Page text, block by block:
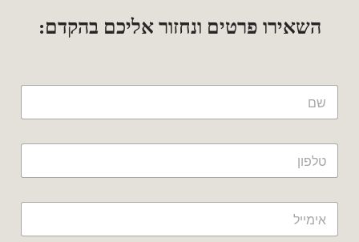
השאירו פרטים ונחזור אליכם בהקדם: